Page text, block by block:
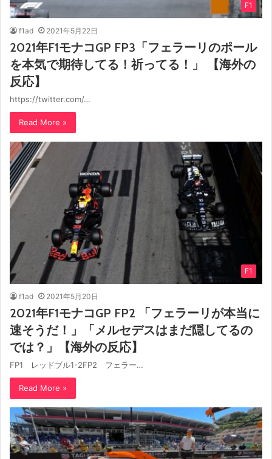
F1
f1ad 2021年5月22日
2021年F1モナコGP FP3「フェラーリのポール
を本気で期待してる！祈ってる！」 【海外の
反応】
https://twitter.com/…
Read More »
F1
f1ad 2021年5月20日
2021年F1モナコGP FP2 「フェラーリが本当に
速そうだ！」「メルセデスはまだ隠してるの
では？」【海外の反応】
FP1 レッドブル1-2FP2 フェラー…
Read More »